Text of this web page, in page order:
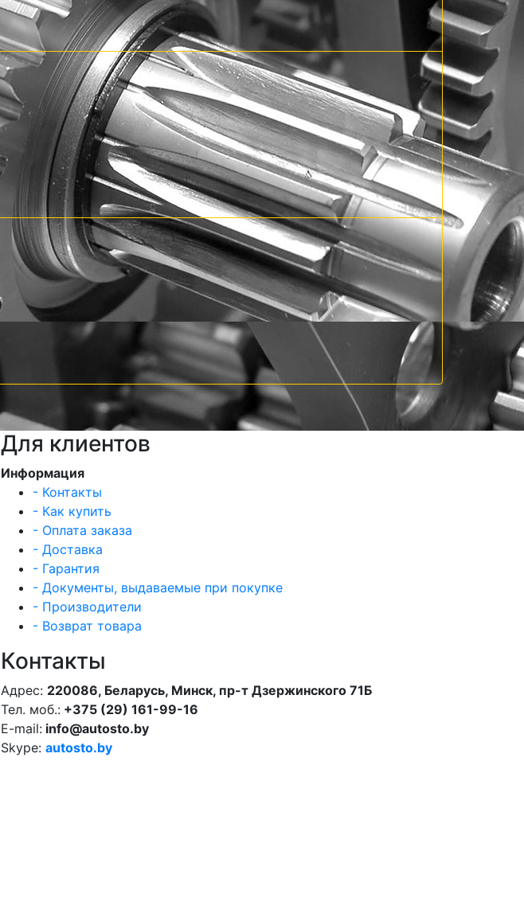
Для клиентов
Информация
- Контакты
- Как купить
- Оплата заказа
- Доставка
- Гарантия
- Документы, выдаваемые при покупке
- Производители
- Возврат товара
Контакты
Адрес: 220086, Беларусь, Минск, пр-т Дзержинского 71Б
Тел. моб.: +375 (29) 161-99-16
E-mail: info@autosto.by
Skype: autosto.by